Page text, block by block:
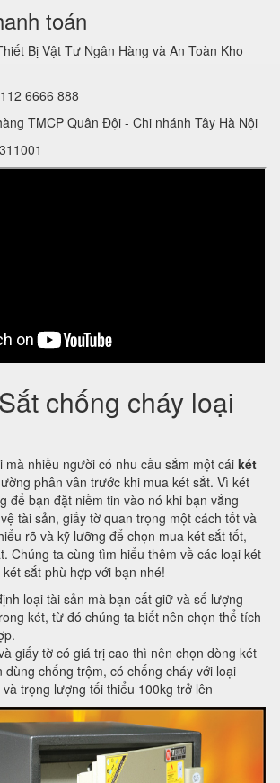
toán
Bị Vật Tư Ngân Hàng và An Toàn Kho
6666 888
TMCP Quân Đội - Chi nhánh Tây Hà Nội
chống cháy loại
mà nhiều người có nhu cầu sắm một cái két
phân vân trước khi mua két sắt. Vì két
để bạn đặt niềm tin vào nó khi bạn vắng
tài sản, giấy tờ quan trọng một cách tốt và
rõ và kỹ lưỡng để chọn mua két sắt tốt,
Chúng ta cùng tìm hiểu thêm về các loại két
sắt phù hợp với bạn nhé!
loại tài sản mà bạn cất giữ và số lượng
két, từ đó chúng ta biết nên chọn thể tích
giấy tờ có giá trị cao thì nên chọn dòng két
dùng chống trộm, có chống cháy với loại
trọng lượng tối thiểu 100kg trở lên